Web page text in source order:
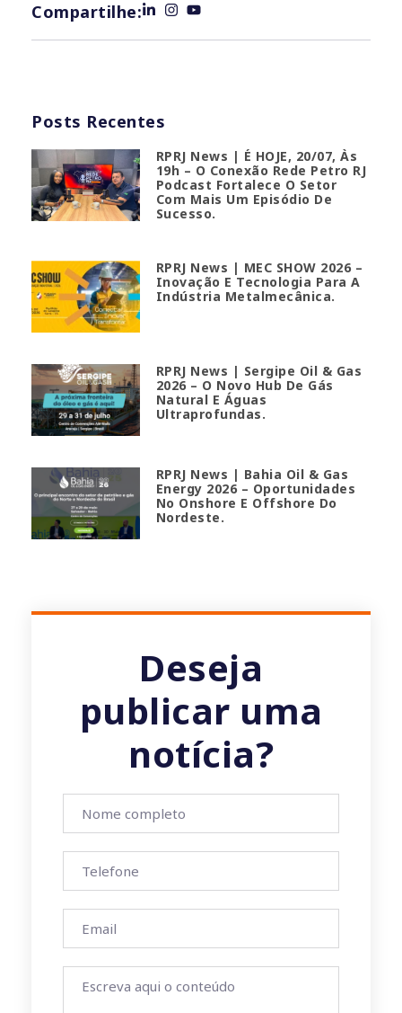
Compartilhe:
Posts Recentes
RPRJ News | É HOJE, 20/07, Às
19h – O Conexão Rede Petro RJ
Podcast Fortalece O Setor
Com Mais Um Episódio De
Sucesso.
RPRJ News | MEC SHOW 2026 –
Inovação E Tecnologia Para A
Indústria Metalmecânica.
RPRJ News | Sergipe Oil & Gas
2026 – O Novo Hub De Gás
Natural E Águas
Ultraprofundas.
RPRJ News | Bahia Oil & Gas
Energy 2026 – Oportunidades
No Onshore E Offshore Do
Nordeste.
Deseja
publicar uma
notícia?